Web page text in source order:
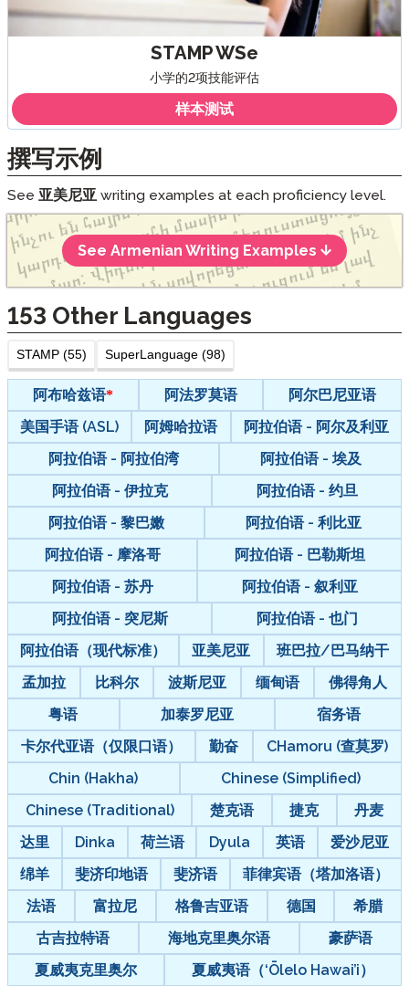
STAMP WSe
小学的2项技能评估
样本测试
撰写示例
See 亚美尼亚 writing examples at each proficiency level.
See Armenian Writing Examples
153 Other Languages
STAMP (55) SuperLanguage (98)
阿布哈兹语 阿法罗莫语
阿尔巴尼亚语
美国手语 (ASL)
阿姆哈拉语
阿拉伯语 - 阿尔及利亚
阿拉伯语 - 阿拉伯湾
阿拉伯语 - 埃及
阿拉伯语 - 伊拉克
阿拉伯语 - 约旦
阿拉伯语 - 黎巴嫩
阿拉伯语 - 利比亚
阿拉伯语 - 摩洛哥
阿拉伯语 - 巴勒斯坦
阿拉伯语 - 苏丹
阿拉伯语 - 叙利亚
阿拉伯语 - 突尼斯
阿拉伯语 - 也门
阿拉伯语（现代标准）
亚美尼亚
班巴拉/巴马纳干
孟加拉
比科尔 波斯尼亚 缅甸语
佛得角人
粤语
加泰罗尼亚
宿务语
卡尔代亚语（仅限口语）
勤奋
CHamoru (查莫罗)
Chin (Hakha)
Chinese (Simplified)
Chinese (Traditional)
楚克语 捷克
丹麦
达里
Dinka 荷兰语 Dyula 英语
爱沙尼亚
绵羊
斐济印地语 斐济语
菲律宾语（塔加洛语）
法语
富拉尼 格鲁吉亚语 德国
希腊
古吉拉特语
海地克里奥尔语
豪萨语
夏威夷克里奥尔
夏威夷语（‘Ōlelo Hawai’i）